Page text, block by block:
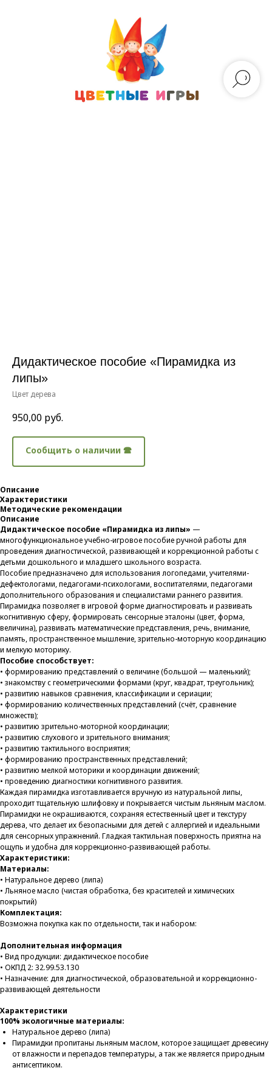
Дидактическое пособие «Пирамидка из
липы»
Цвет дерева
950,00 руб.
Сообщить о наличии 🕿
Описание
Характеристики
Методические рекомендации
Описание
Дидактическое пособие «Пирамидка из липы» —
многофункциональное учебно-игровое пособие ручной работы для
проведения диагностической, развивающей и коррекционной работы с
детьми дошкольного и младшего школьного возраста.
Пособие предназначено для использования логопедами, учителями-
дефектологами, педагогами-психологами, воспитателями, педагогами
дополнительного образования и специалистами раннего развития.
Пирамидка позволяет в игровой форме диагностировать и развивать
когнитивную сферу, формировать сенсорные эталоны (цвет, форма,
величина), развивать математические представления, речь, внимание,
память, пространственное мышление, зрительно-моторную координацию
и мелкую моторику.
Пособие способствует:
• формированию представлений о величине (большой — маленький);
• знакомству с геометрическими формами (круг, квадрат, треугольник);
• развитию навыков сравнения, классификации и сериации;
• формированию количественных представлений (счёт, сравнение
множеств);
• развитию зрительно-моторной координации;
• развитию слухового и зрительного внимания;
• развитию тактильного восприятия;
• формированию пространственных представлений;
• развитию мелкой моторики и координации движений;
• проведению диагностики когнитивного развития.
Каждая пирамидка изготавливается вручную из натуральной липы,
проходит тщательную шлифовку и покрывается чистым льняным маслом.
Пирамидки не окрашиваются, сохраняя естественный цвет и текстуру
дерева, что делает их безопасными для детей с аллергией и идеальными
для сенсорных упражнений. Гладкая тактильная поверхность приятна на
ощупь и удобна для коррекционно-развивающей работы.
Характеристики:
Материалы:
• Натуральное дерево (липа)
• Льняное масло (чистая обработка, без красителей и химических
покрытий)
Комплектация:
Возможна покупка как по отдельности, так и набором:
Дополнительная информация
• Вид продукции: дидактическое пособие
• ОКПД 2: 32.99.53.130
• Назначение: для диагностической, образовательной и коррекционно-
развивающей деятельности
Характеристики
100% экологичные материалы:
Натуральное дерево (липа)
Пирамидки пропитаны льняным маслом, которое защищает древесину
от влажности и перепадов температуры, а так же является природным
антисептиком.